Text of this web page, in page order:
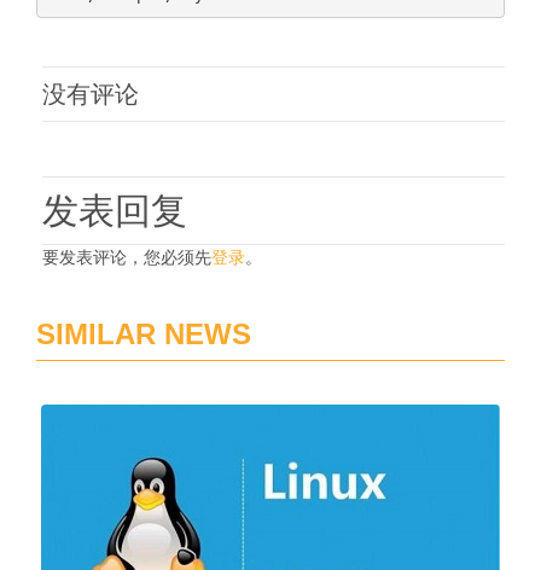
没有评论
发表回复
要发表评论，您必须先登录。
SIMILAR NEWS